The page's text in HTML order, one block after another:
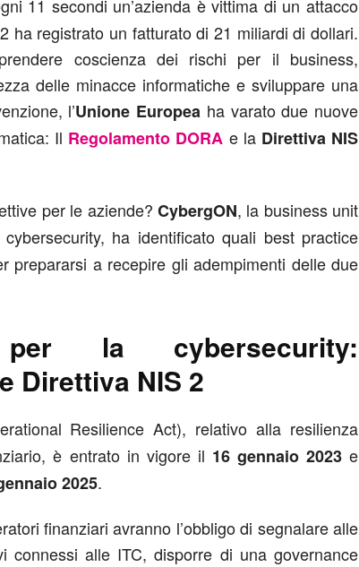
11 secondi un’azienda è vittima di un attacco
ha registrato un fatturato di 21 miliardi di dollari.
coscienza dei rischi per il business,
delle minacce informatiche e sviluppare una
l’Unione Europea ha varato due nuove
Il Regolamento DORA e la Direttiva NIS
per le aziende? CybergON, la business unit
ha identificato quali best practice
prepararsi a recepire gli adempimenti delle due
la cybersecurity:
Direttiva NIS 2
Resilience Act), relativo alla resilienza
è entrato in vigore il 16 gennaio 2023e
2025.
finanziari avranno l’obbligo di segnalare alle
connessi alle ITC, disporre di una governance